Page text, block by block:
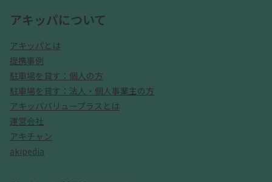
アキッパについて
アキッパとは
提携事例
駐車場を貸す：個人の方
駐車場を貸す：法人・個人事業主の方
アキッパバリュープラスとは
運営会社
アキチャン
akipedia